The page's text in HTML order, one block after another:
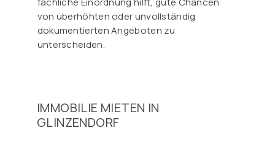
von überhöhten oder unvollständig
dokumentierten Angeboten zu
unterscheiden.
IMMOBILIE MIETEN IN
GLINZENDORF